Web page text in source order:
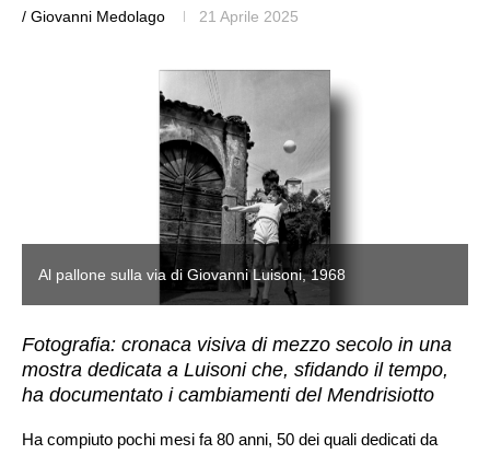
/ Giovanni Medolago 21 Aprile 2025
Al pallone sulla via di Giovanni Luisoni, 1968
Fotografia: cronaca visiva di mezzo secolo in una
mostra dedicata a Luisoni che, sfidando il tempo,
ha documentato i cambiamenti del Mendrisiotto
Ha compiuto pochi mesi fa 80 anni, 50 dei quali dedicati da